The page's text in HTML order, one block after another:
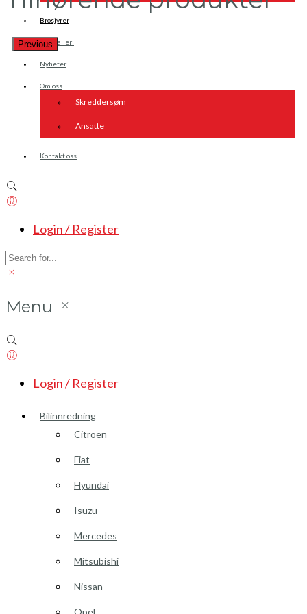
Brosjyrer
Fotogalleri
Nyheter
Om oss
Skreddersøm
Ansatte
Kontakt oss
Login / Register
Menu
Login / Register
Bilinnredning
Citroen
Fiat
Hyundai
Isuzu
Mercedes
Mitsubishi
Nissan
Opel
Previous